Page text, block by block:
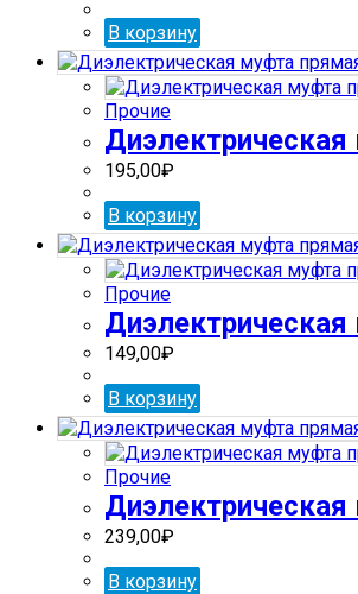
В корзину
Прочие
195,00₽
В корзину
Прочие
149,00₽
В корзину
Прочие
239,00₽
В корзину